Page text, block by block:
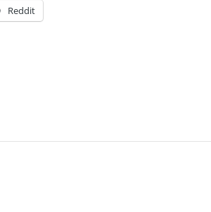
Reddit